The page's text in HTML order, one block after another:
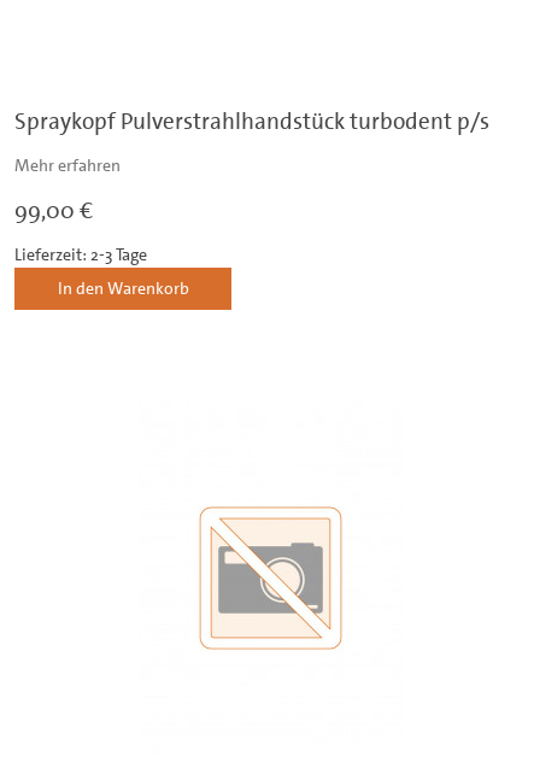
Spraykopf Pulverstrahlhandstück turbodent p/s
Mehr erfahren
99,00 €
Lieferzeit: 2-3 Tage
In den Warenkorb